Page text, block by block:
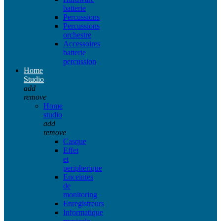
batterie
Percussions
Percussions
orchestre
Accessoires
batterie
percussion
Home
Studio
add
remove
Home
studio
add
remove
Casque
Effet
et
peripherique
Enceintes
de
monitoring
Enregistreurs
Informatique